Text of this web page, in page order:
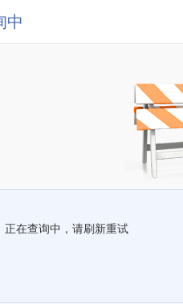
中
正在查询中，请刷新重试